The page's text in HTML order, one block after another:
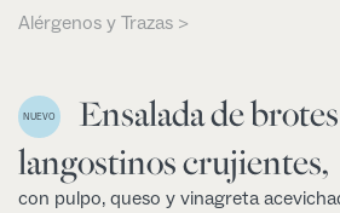
Alérgenos y Trazas >
NUEVO
Ensalada de
langostinos crujientes,
con pulpo, queso y vinagreta